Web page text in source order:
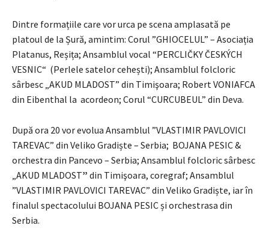
Dintre formațiile care vor urca pe scena amplasată pe
platoul de la Șură, amintim: Corul ”GHIOCELUL” – Asociația
Platanus, Reșița; Ansamblul vocal “PERCLIČKY ČESKÝCH
VESNIC“ (Perlele satelor cehești); Ansamblul folcloric
sârbesc „AKUD MLADOST” din Timişoara; Robert VONIAFCA
din Eibenthal la acordeon; Corul “CURCUBEUL” din Deva.
După ora 20 vor evolua Ansamblul ”VLASTIMIR PAVLOVICI
TAREVAC” din Veliko Gradiște – Serbia; BOJANA PESIC &
orchestra din Pancevo – Serbia; Ansamblul folcloric sârbesc
„AKUD MLADOST” din Timişoara, coregraf; Ansamblul
”VLASTIMIR PAVLOVICI TAREVAC” din Veliko Gradiște, iar în
finalul spectacolului BOJANA PESIC și orchestrasa din
Serbia.